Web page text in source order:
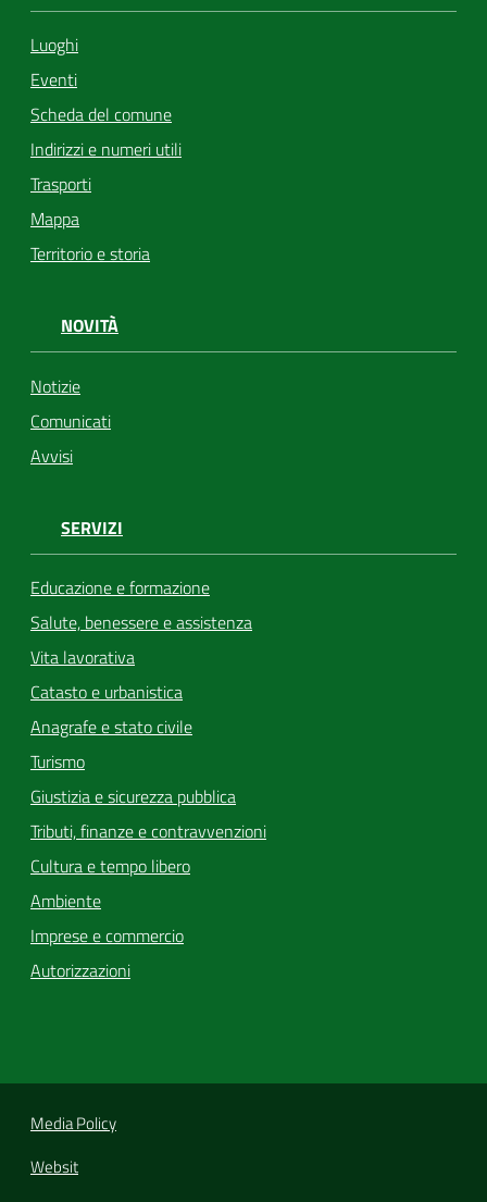
Luoghi
Eventi
Scheda del comune
Indirizzi e numeri utili
Trasporti
Mappa
Territorio e storia
NOVITÀ
Notizie
Comunicati
Avvisi
SERVIZI
Educazione e formazione
Salute, benessere e assistenza
Vita lavorativa
Catasto e urbanistica
Anagrafe e stato civile
Turismo
Giustizia e sicurezza pubblica
Tributi, finanze e contravvenzioni
Cultura e tempo libero
Ambiente
Imprese e commercio
Autorizzazioni
Media Policy
Websit